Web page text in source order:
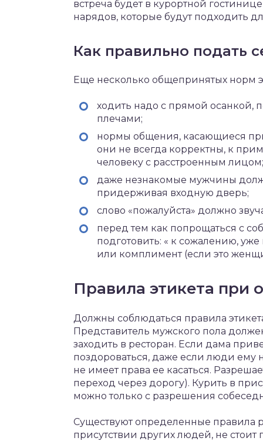
встреча будет в курортной
нарядов, которые будут подходить
Как правильно подать
Еще несколько общепринятых норм
ходить надо с прямой
плечами;
нормы общения, касающиеся
они не всегда корректны, к
человеку с расстроенным лицом;
даже незнакомые мужчины
придерживая входную дверь;
слово «пожалуйста» должно
перед тем как попрощаться с
подготовить: « к сожалению, уже
или комплимент (если это
Правила этикета при
Должны соблюдаться правила
Представитель мужского пола
заходить в ресторан. Если дама
поздороваться, даже если люди
не имеет права ее касаться.
переход через дорогу). Курить в
можно только с разрешения
Существуют определенные правила
присутствии других людей, не стоит